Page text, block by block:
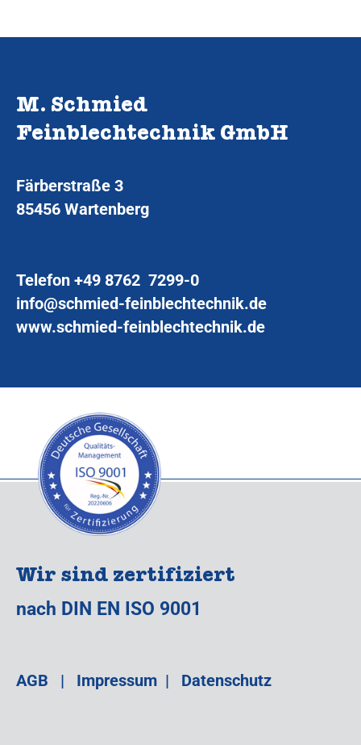
M. Schmied
Feinblechtechnik GmbH
Färberstraße 3
85456 Wartenberg
Telefon +49 8762 7299-0
info@schmied-feinblechtechnik.de
www.schmied-feinblechtechnik.de
Wir sind zertifiziert
nach DIN EN ISO 9001
AGB | Impressum | Datenschutz